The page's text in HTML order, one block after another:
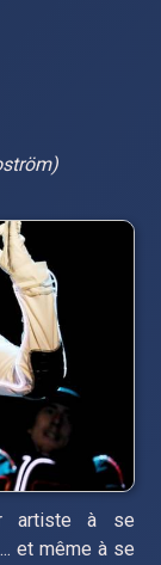
artiste à se
et même à se